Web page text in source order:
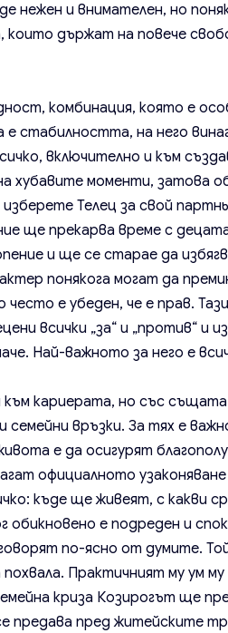
нежен и внимателен, но
които държат на повече
комбинация, която е
стабилността, на него
включително и към
хубавите моменти, затова
Телец за свой
ще прекарва време с
и ще се старае да
понякога могат да
е убеден, че е прав.
всички „за“ и „против“ и
Най-важното за него е
към кариерата, но със
връзки. За тях е
е да осигурят
официалното
къде ще живеят, с какви
е подреден и
по-ясно от думите.
Практичният му ум му
криза Козирогът ще
предава пред житейските